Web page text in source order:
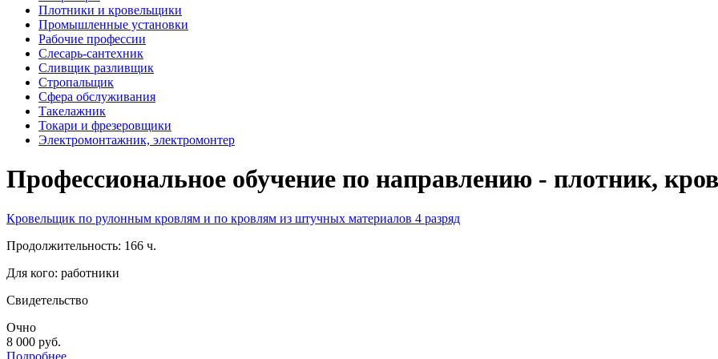
Плотники и кровельщики
Промышленные установки
Рабочие профессии
Слесарь-сантехник
Сливщик разливщик
Стропальщик
Сфера обслуживания
Такелажник
Токари и фрезеровщики
Электромонтажник, электромонтер
Профессиональное обучение по направлению - плотник,
Кровельщик по рулонным кровлям и по кровлям из штучных материалов 4 разряд
Продолжительность: 166 ч.
Для кого: работники
Свидетельство
Очно
8 000 руб.
Подробнее